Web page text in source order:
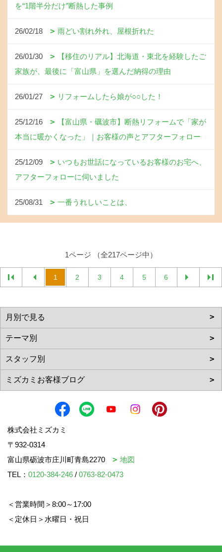
を“1階半分だけ”断熱した事例
26/02/18 雨どい割れ外れ、屋根折れた
26/01/30
【移住のリアル】北海道・東北を経験したご
家族が、最後に「富山県」を選んだ納得の理由
26/01/27 リフォームしたら娘が○○した！
25/12/16
【富山県・礪波市】断熱リフォームで「家が
本当に暖かくなった」｜お客様の声とアフターフォロー
25/12/09
いつもお世話になっているお客様のお宅へ、
アフターフォローに伺いました
25/08/31 一番うれしいことは、
1ページ （全217ページ中）
1 2 3 4 5 6
株式会社ミズカミ
〒932-0314
富山県砺波市庄川町青島2270
地図
TEL： 0120-384-246 / 0763-82-0473
＜営業時間＞8:00～17:00
＜定休日＞水曜日・祝日